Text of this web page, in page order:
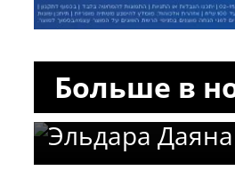
Больше в
Трагический
поисков:
Эльдара